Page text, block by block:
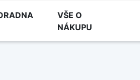
VŠE O
NÁKUPU